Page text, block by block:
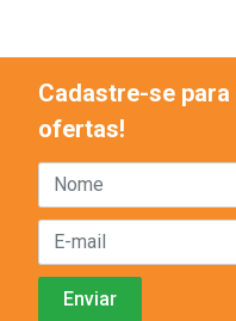
Cadastre-se
ofertas!